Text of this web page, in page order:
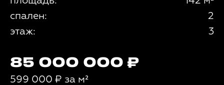
спален:
2
этаж:
3
85 000 000
599 000 ₽ за м²